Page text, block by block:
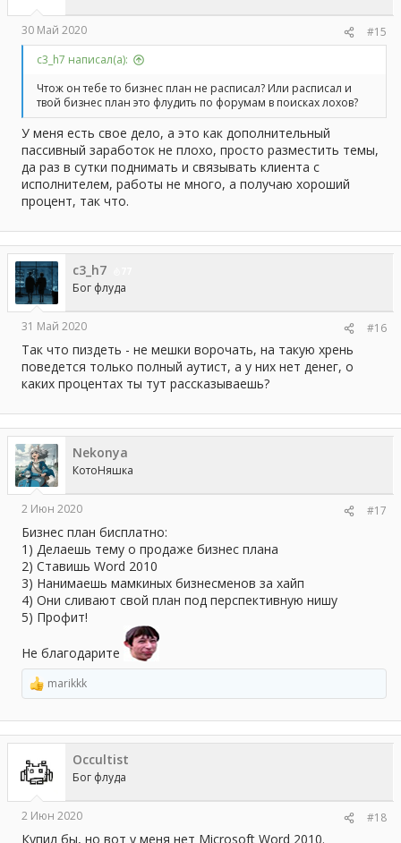
30 Май 2020
#15
с3_h7 написал(а):
Чтож он тебе то бизнес план не расписал? Или расписал и
твой бизнес план это флудить по форумам в поисках лохов?
У меня есть свое дело, а это как дополнительный
пассивный заработок не плохо, просто разместить темы,
да раз в сутки поднимать и связывать клиента с
исполнителем, работы не много, а получаю хороший
процент, так что.
с3_h7
Бог флуда
31 Май 2020 #16
Так что пиздеть - не мешки ворочать, на такую хрень
поведется только полный аутист, а у них нет денег, о
каких процентах ты тут рассказываешь?
Nekonya
КотоНяшка
2 Июн 2020 #17
Бизнес план бисплатно:
1) Делаешь тему о продаже бизнес плана
2) Ставишь Word 2010
3) Нанимаешь мамкиных бизнесменов за хайп
4) Они сливают свой план под перспективную нишу
5) Профит!
Не благодарите
Р
е
а
к
ц
и
и
:
marikkk
Occultist
Бог флуда
2 Июн 2020 #18
Купил бы, но вот у меня нет Microsoft Word 2010.